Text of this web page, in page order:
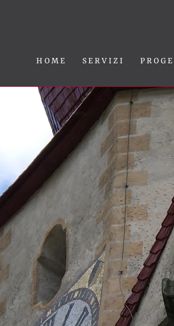
H O M E S E R V I Z I P R O G